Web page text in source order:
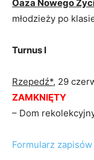
Oaza Nowego
młodzieży po
Turnus I
Rzepedź*, 29
ZAMKNIĘTY
– Dom
Formularz zapisów